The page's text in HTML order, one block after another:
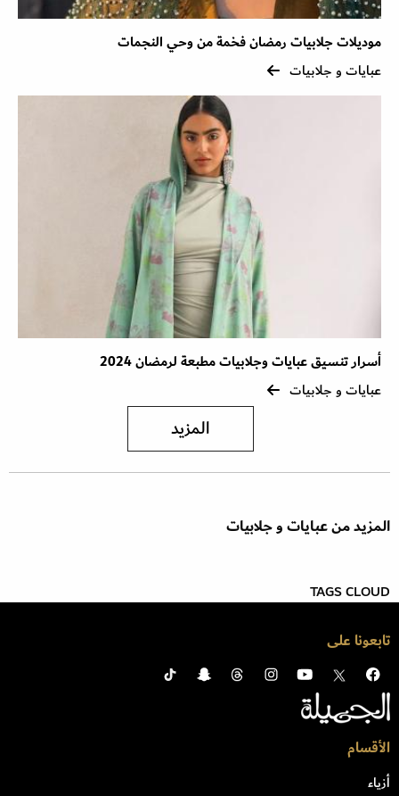
موديلات جلابيات رمضان فخمة من وحي النجمات
عبايات و جلابيات
أسرار تنسيق عبايات وجلابيات مطبعة لرمضان 2024
عبايات و جلابيات
المزيد
المزيد من عبايات و جلابيات
TAGS CLOUD
تابعونا على
الأقسام
أزياء